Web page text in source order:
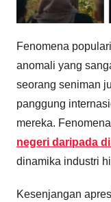
Fenomena
anomali yang
seorang seniman
panggung
mereka. Fenomena
negeri daripada
dinamika industri
Kesenjangan